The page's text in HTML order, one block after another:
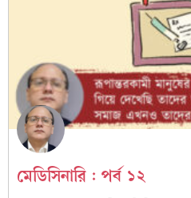
মেডিসিনারি : পর্ব ১২